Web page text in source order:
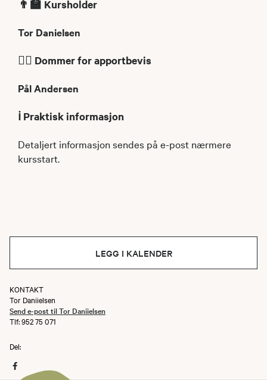
👨‍🏫 Kursholder
Tor Danielsen
🧑‍⚖️ Dommer for apportbevis
Pål Andersen
ℹ️ Praktisk informasjon
Detaljert informasjon sendes på e-post nærmere
kursstart.
LEGG I KALENDER
KONTAKT
Tor Daniielsen
Send e-post til Tor Daniielsen
Tlf: 952 75 071
Del: